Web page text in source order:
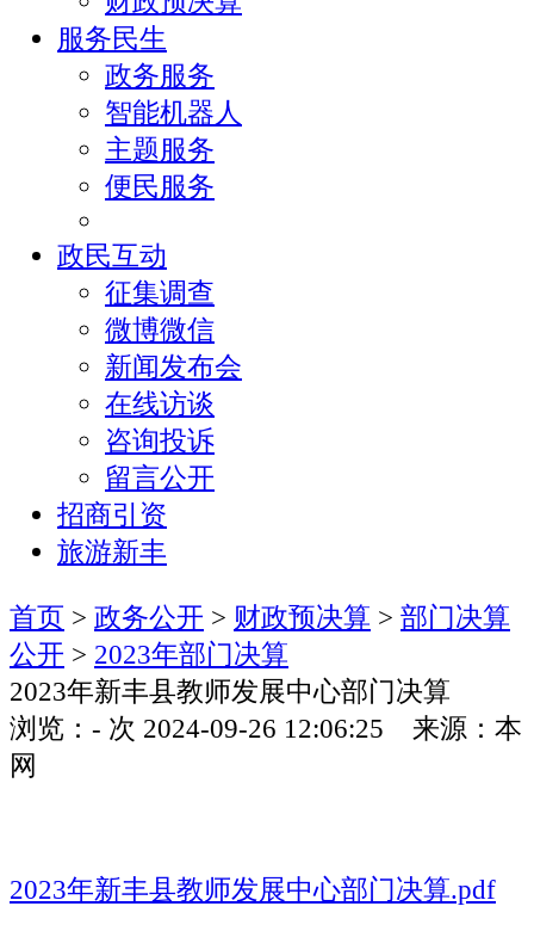
服务民生
政务服务
智能机器人
主题服务
便民服务
政民互动
征集调查
微博微信
新闻发布会
在线访谈
咨询投诉
留言公开
招商引资
旅游新丰
首页 > 政务公开 > 财政预决算 > 部门决算
公开 > 2023年部门决算
2023年新丰县教师发展中心部门决算
浏览： - 次 2024-09-26 12:06:25 来源：本
网
2023年新丰县教师发展中心部门决算.pdf